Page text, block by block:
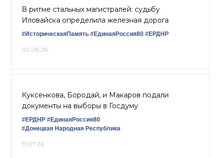
В ритме стальных магистралей: судьбу
Иловайска определила железная дорога
#ИсторическаяПамять #ЕдинаяРоссия80 #ЕРДНР
02.08.26
Куксенкова, Бородай, и Макаров подали
документы на выборы в Госдуму
#ЕРДНР #ЕдинаяРоссия80
#Донецкая Народная Республика
17.07.26